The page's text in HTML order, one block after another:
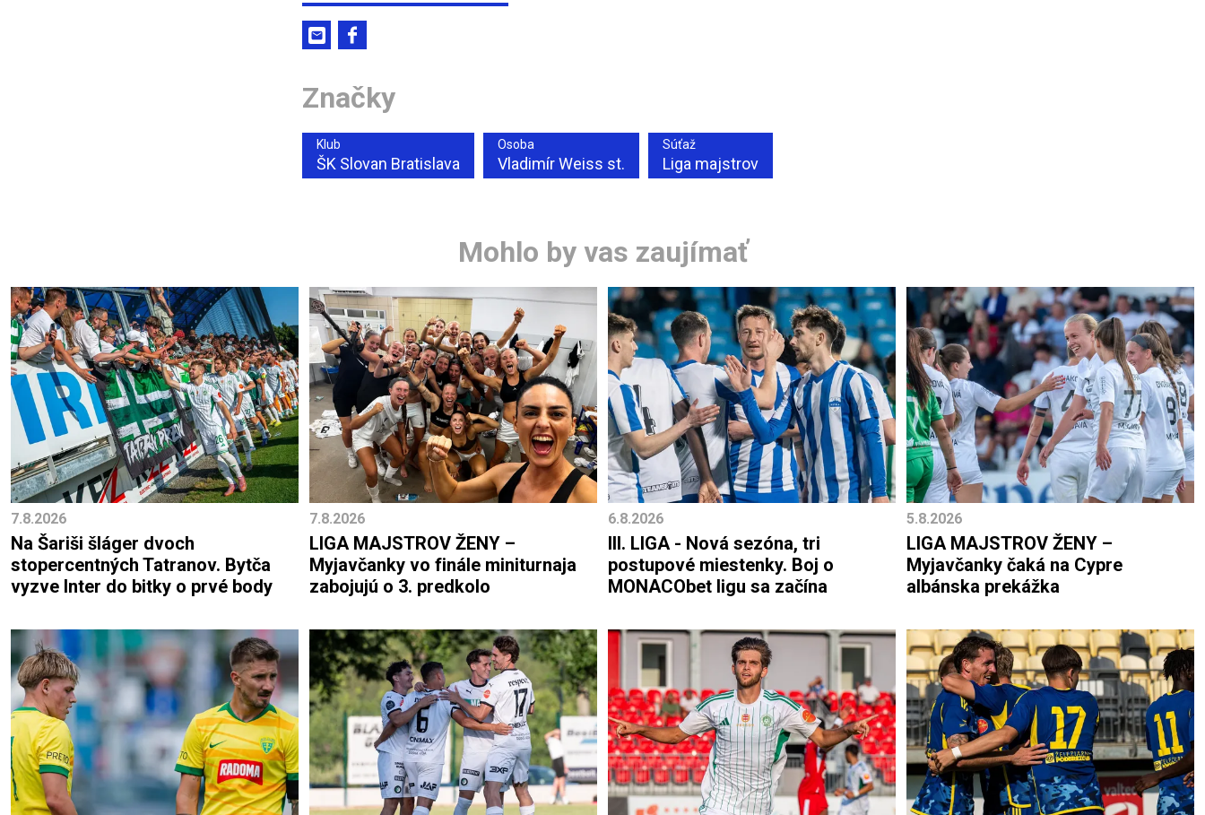
Značky
Klub
ŠK Slovan Bratislava
Osoba
Vladimír Weiss st.
Súťaž
Liga majstrov
Mohlo by vas zaujímať
7.8.2026
Na Šariši šláger dvoch
stopercentných Tatranov. Bytča
vyzve Inter do bitky o prvé body
7.8.2026
LIGA MAJSTROV ŽENY –
Myjavčanky vo finále miniturnaja
zabojujú o 3. predkolo
6.8.2026
III. LIGA - Nová sezóna, tri
postupové miestenky. Boj o
MONACObet ligu sa začína
5.8.2026
LIGA MAJSTROV ŽENY –
Myjavčanky čaká na Cypre
albánska prekážka